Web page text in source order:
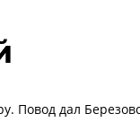
Повод дал